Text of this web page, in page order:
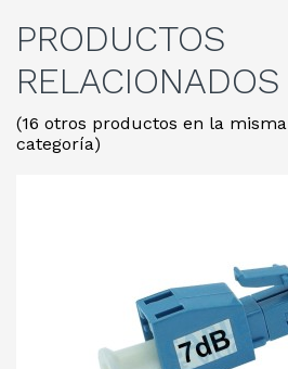
PRODUCTOS
RELACIONADOS
(16 otros productos en la misma
categoría)